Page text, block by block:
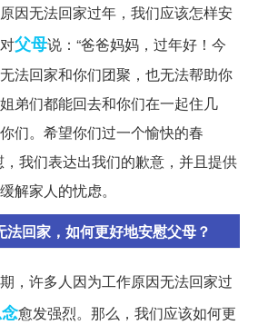
因无法回家过年，我们应该怎样安
父母说：“爸爸妈妈，过年好！今
法回家和你们团聚，也无法帮助你
弟们都能回去和你们在一起住几
们。希望你们过一个愉快的春
，我们表达出我们的歉意，并且提供
解家人的忧虑。
法回家，如何更好地安慰父母？
，许多人因为工作原因无法回家过
愈发强烈。那么，我们应该如何更